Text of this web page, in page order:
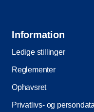
Information
Ledige stillinger
Reglementer
Ophavsret
Privatlivs- og